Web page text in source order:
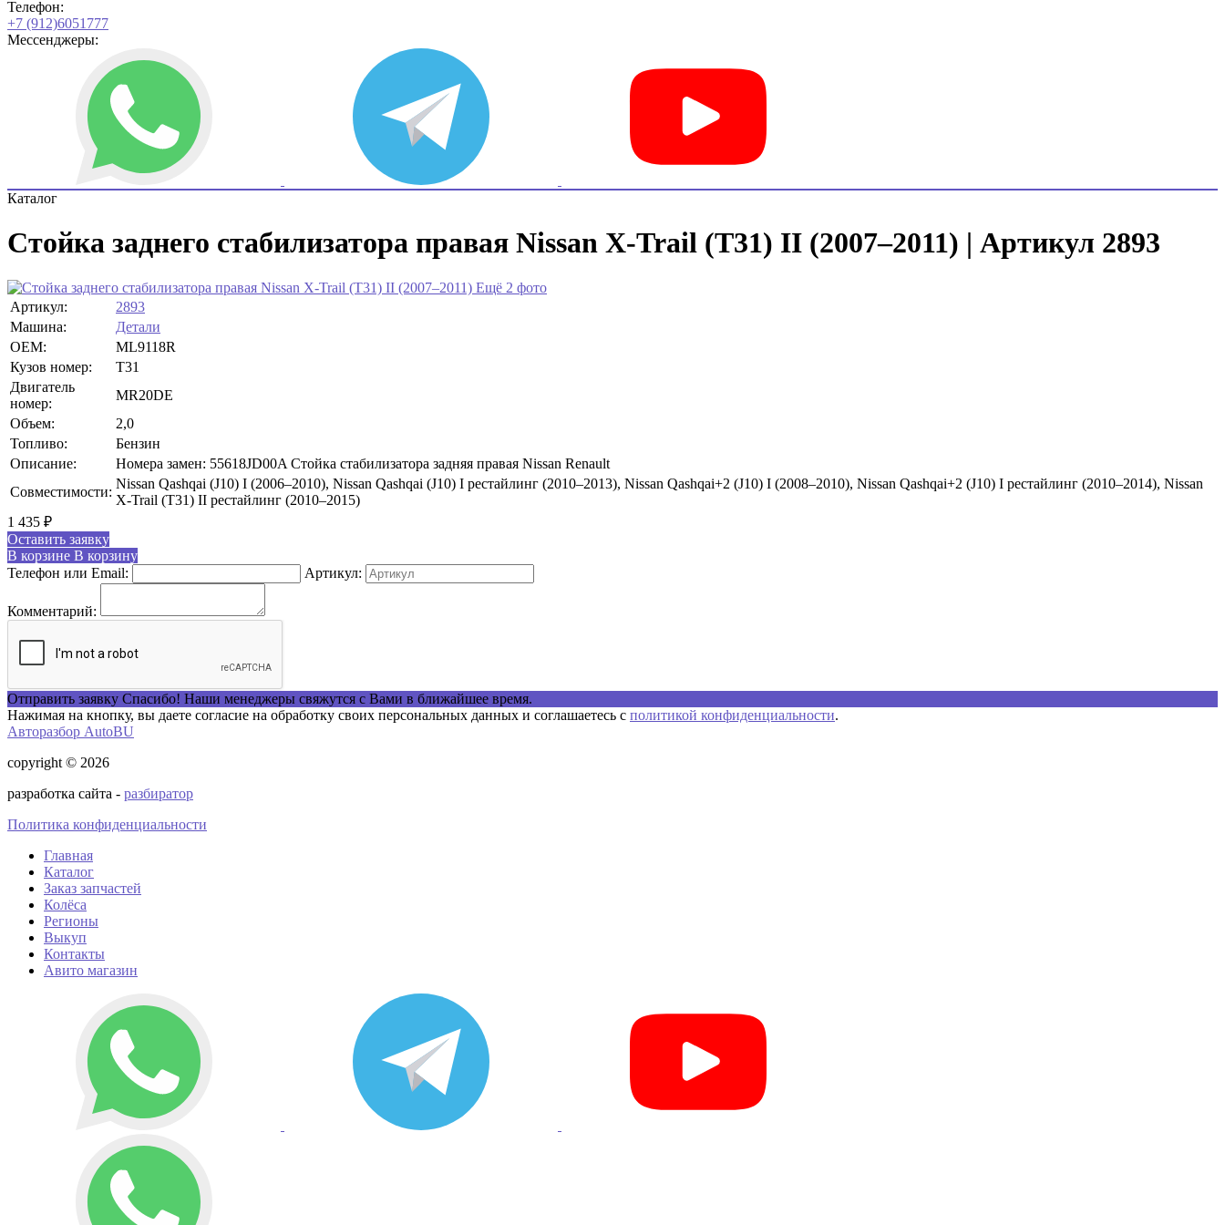
Телефон:
+7 (912)6051777
Мессенджеры:
Каталог
Стойка заднего стабилизатора правая Nissan X-Trail (T31) II (2007–2011) | Артикул 2893
Ещё 2 фото
Артикул:
2893
Машина:
Детали
OEM:
ML9118R
Кузов номер:
T31
Двигатель
номер:
MR20DE
Объем:
2,0
Топливо:
Бензин
Описание:
Номера замен: 55618JD00A Стойка стабилизатора задняя правая Nissan Renault
Совместимости:
Nissan Qashqai (J10) I (2006–2010), Nissan Qashqai (J10) I рестайлинг (2010–2013), Nissan Qashqai+2 (J10) I (2008–2010), Nissan Qashqai+2 (J10) I рестайлинг (2010–2014), Nissan
X-Trail (T31) II рестайлинг (2010–2015)
1 435 ₽
Оставить заявку
В корзине В корзину
Телефон или Email:
Артикул:
Комментарий:
Отправить заявку Спасибо! Наши менеджеры свяжутся с Вами в ближайшее время.
Нажимая на кнопку, вы даете согласие на обработку своих персональных данных и соглашаетесь с политикой конфиденциальности.
Авторазбор AutoBU
copyright © 2026
разработка сайта - разбиратор
Политика конфиденциальности
Главная
Каталог
Заказ запчастей
Колёса
Регионы
Выкуп
Контакты
Авито магазин